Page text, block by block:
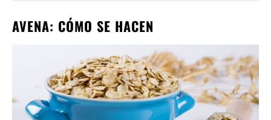
AVENA: CÓMO SE HACEN